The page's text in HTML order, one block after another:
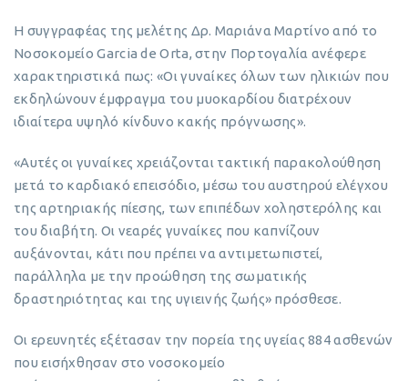
Η συγγραφέας της μελέτης Δρ. Μαριάνα Μαρτίνο από το
Νοσοκομείο Garcia de Orta, στην Πορτογαλία ανέφερε
χαρακτηριστικά πως: «Οι γυναίκες όλων των ηλικιών που
εκδηλώνουν έμφραγμα του μυοκαρδίου διατρέχουν
ιδιαίτερα υψηλό κίνδυνο κακής πρόγνωσης».
«Αυτές οι γυναίκες χρειάζονται τακτική παρακολούθηση
μετά το καρδιακό επεισόδιο, μέσω του αυστηρού ελέγχου
της αρτηριακής πίεσης, των επιπέδων χοληστερόλης και
του διαβήτη. Οι νεαρές γυναίκες που καπνίζουν
αυξάνονται, κάτι που πρέπει να αντιμετωπιστεί,
παράλληλα με την προώθηση της σωματικής
δραστηριότητας και της υγιεινής ζωής» πρόσθεσε.
Οι ερευνητές εξέτασαν την πορεία της υγείας 884 ασθενών
που εισήχθησαν στο νοσοκομείο